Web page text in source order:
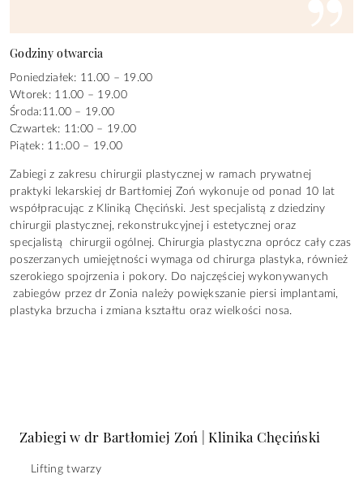
Godziny otwarcia
Poniedziałek: 11.00 – 19.00
Wtorek: 11.00 – 19.00
Środa:11.00 – 19.00
Czwartek: 11:00 – 19.00
Piątek: 11:.00 – 19.00
Zabiegi z zakresu chirurgii plastycznej w ramach prywatnej
praktyki lekarskiej dr Bartłomiej Zoń wykonuje od ponad 10 lat
współpracując z Kliniką Chęciński. Jest specjalistą z dziedziny
chirurgii plastycznej, rekonstrukcyjnej i estetycznej oraz
specjalistą
chirurgii ogólnej. Chirurgia plastyczna oprócz cały czas
poszerzanych umiejętności wymaga od chirurga plastyka, również
szerokiego spojrzenia i pokory. Do najczęściej wykonywanych
zabiegów przez dr Zonia należy powiększanie piersi implantami,
plastyka brzucha i zmiana kształtu oraz wielkości nosa.
Zabiegi w dr Bartłomiej Zoń | Klinika Chęciński
Lifting twarzy